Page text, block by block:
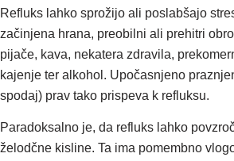
Refluks lahko sprožijo ali poslabšajo
začinjena hrana, preobilni ali prehitri
pijače, kava, nekatera zdravila,
kajenje ter alkohol. Upočasnjeno
spodaj) prav tako prispeva k refluksu.
Paradoksalno je, da refluks lahko
želodčne kisline. Ta ima pomembno